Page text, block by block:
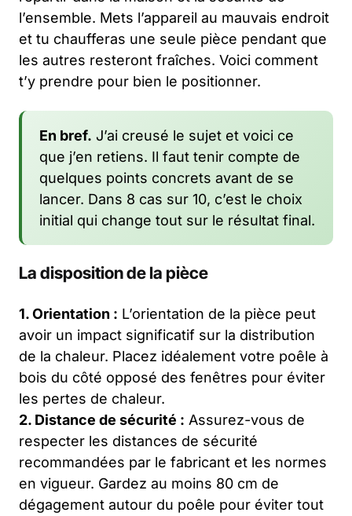
l’ensemble. Mets l’appareil au mauvais endroit
et tu chaufferas une seule pièce pendant que
les autres resteront fraîches. Voici comment
t’y prendre pour bien le positionner.
En bref. J’ai creusé le sujet et voici ce
que j’en retiens. Il faut tenir compte de
quelques points concrets avant de se
lancer. Dans 8 cas sur 10, c’est le choix
initial qui change tout sur le résultat final.
La disposition de la pièce
1. Orientation : L’orientation de la pièce peut
avoir un impact significatif sur la distribution
de la chaleur. Placez idéalement votre poêle à
bois du côté opposé des fenêtres pour éviter
les pertes de chaleur.
2. Distance de sécurité : Assurez-vous de
respecter les distances de sécurité
recommandées par le fabricant et les normes
en vigueur. Gardez au moins 80 cm de
dégagement autour du poêle pour éviter tout